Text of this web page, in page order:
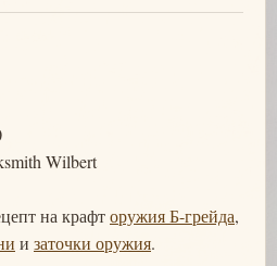
Wilbert
на крафторужия Б-грейда,
и заточки оружия.